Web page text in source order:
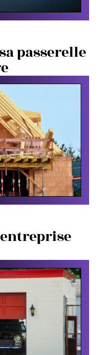
passerelle
entreprise